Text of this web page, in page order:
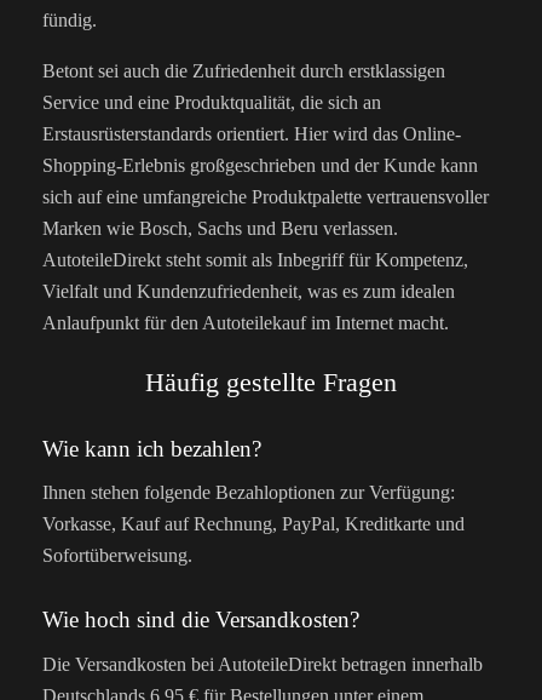
fündig.
Betont sei auch die Zufriedenheit durch erstklassigen
Service und eine Produktqualität, die sich an
Erstausrüsterstandards orientiert. Hier wird das Online-
Shopping-Erlebnis großgeschrieben und der Kunde kann
sich auf eine umfangreiche Produktpalette vertrauensvoller
Marken wie Bosch, Sachs und Beru verlassen.
AutoteileDirekt steht somit als Inbegriff für Kompetenz,
Vielfalt und Kundenzufriedenheit, was es zum idealen
Anlaufpunkt für den Autoteilekauf im Internet macht.
Häufig gestellte Fragen
Wie kann ich bezahlen?
Ihnen stehen folgende Bezahloptionen zur Verfügung:
Vorkasse, Kauf auf Rechnung, PayPal, Kreditkarte und
Sofortüberweisung.
Wie hoch sind die Versandkosten?
Die Versandkosten bei AutoteileDirekt betragen innerhalb
Deutschlands 6,95 € für Bestellungen unter einem